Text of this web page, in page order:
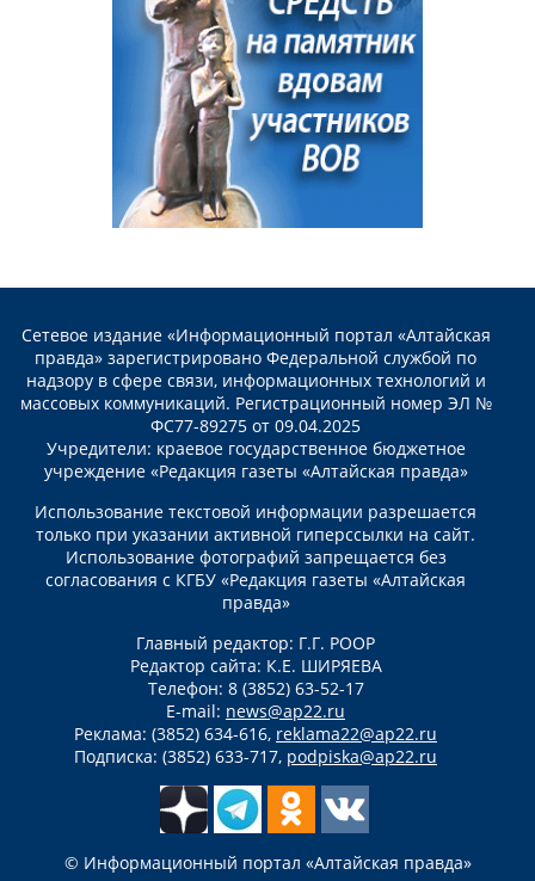
Сетевое издание «Информационный портал «Алтайская
правда» зарегистрировано Федеральной службой по
надзору в сфере связи, информационных технологий и
массовых коммуникаций. Регистрационный номер ЭЛ №
ФС77-89275 от 09.04.2025
Учредители: краевое государственное бюджетное
учреждение «Редакция газеты «Алтайская правда»
Использование текстовой информации разрешается
только при указании активной гиперссылки на сайт.
Использование фотографий запрещается без
согласования с КГБУ «Редакция газеты «Алтайская
правда»
Главный редактор: Г.Г. РООР
Редактор сайта: К.Е. ШИРЯЕВА
Телефон: 8 (3852) 63-52-17
E-mail: news@ap22.ru
Реклама: (3852) 634-616, reklama22@ap22.ru
Подписка: (3852) 633-717, podpiska@ap22.ru
© Информационный портал «Алтайская правда»